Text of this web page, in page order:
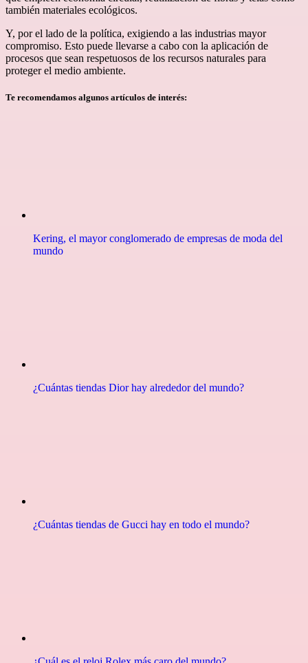
también materiales ecológicos.
Y, por el lado de la política, exigiendo a las industrias mayor
compromiso. Esto puede llevarse a cabo con la aplicación de
procesos que sean respetuosos de los recursos naturales para
proteger el medio ambiente.
Te recomendamos algunos artículos de interés:
Kering, el mayor conglomerado de empresas de moda del
mundo
¿Cuántas tiendas Dior hay alrededor del mundo?
¿Cuántas tiendas de Gucci hay en todo el mundo?